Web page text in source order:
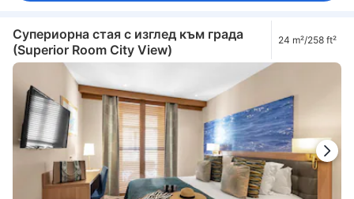
Супериорна стая с изглед към града
(Superior Room City View)
24 m²/258 ft²